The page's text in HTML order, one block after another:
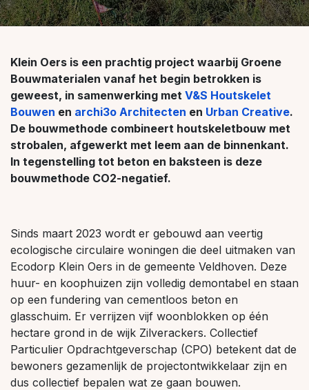
Klein Oers is een prachtig project waarbij Groene
Bouwmaterialen vanaf het begin betrokken is
geweest, in samenwerking met V&S Houtskelet
Bouwen en archi3o Architecten en Urban Creative.
De bouwmethode combineert houtskeletbouw met
strobalen, afgewerkt met leem aan de binnenkant.
In tegenstelling tot beton en baksteen is deze
bouwmethode CO2-negatief.
Sinds maart 2023 wordt er gebouwd aan veertig
ecologische circulaire woningen die deel uitmaken van
Ecodorp Klein Oers in de gemeente Veldhoven. Deze
huur- en koophuizen zijn volledig demontabel en staan
op een fundering van cementloos beton en
glasschuim. Er verrijzen vijf woonblokken op één
hectare grond in de wijk Zilverackers. Collectief
Particulier Opdrachtgeverschap (CPO) betekent dat de
bewoners gezamenlijk de projectontwikkelaar zijn en
dus collectief bepalen wat ze gaan bouwen.